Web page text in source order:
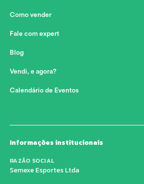
Como vender
Fale com expert
Blog
Vendi, e agora?
Calendário de Eventos
Informações institucionais
RAZÃO SOCIAL
Semexe Esportes Ltda